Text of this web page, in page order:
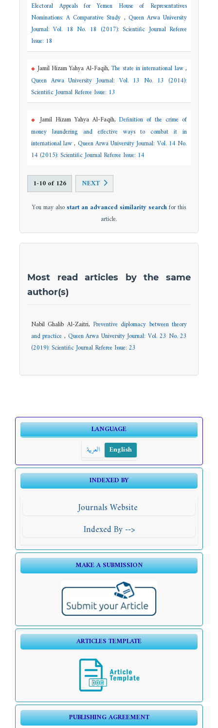
Electoral Appeals for Yemen House of Representatives
Nominations: A Comparative Study , Queen Arwa University
Journal: Vol. 18 No. 18 (2017): Scientific Journal Referee
Issue: 18
Jamil Hizam Yahya Al-Faqih,The state in international law,
Queen Arwa University Journal: Vol. 13 No. 13 (2014):
Scientific Journal Referee Issue: 13
Jamil Hizam Yahya Al-Faqih, Definition of the crime of
money laundering and effective ways to combat it in
international law, Queen Arwa University Journal: Vol. 14 No.
14 (2015): Scientific Journal Referee Issue: 14
1-10 of 126 NEXT
You may alsostart an advanced similarity searchfor this
article.
Most read articles by the same
author(s)
Nabil Ghalib Al-Zaitri, Preventive diplomacy between theory
and practice , Queen Arwa University Journal: Vol. 23 No. 23
(2019): Scientific Journal Referee Issue: 23
LANGUAGE
العربية
English
INDEXED BY
Journals Website
Indexed By -->
MAKE A SUBMISSION
ARTICLES TEMPLATE
PUBLISHING AGREEMENT